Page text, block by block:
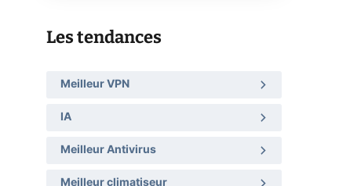
Les tendances
Meilleur VPN
IA
Meilleur Antivirus
Meilleur climatiseur